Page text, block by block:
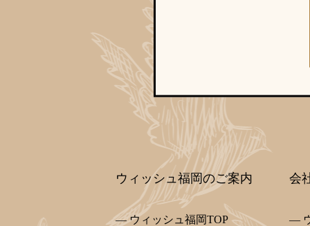
ウィッシュ福岡のご案内
ウィッシュ福岡TOP
会